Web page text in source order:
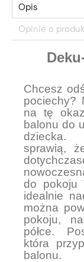
Opis
Opinie o
Chcesz
pociechy?
na tę
balonu do
dziecka.
sprawią,
do pokoju
idealnie
można
pokoju,
półce.
która
balonu.